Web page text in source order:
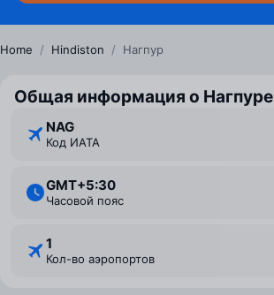
Home / Hindiston / Нагпур
Общая информация о Нагпуре
NAG
Код ИАТА
GMT+5:30
Часовой пояс
1
Кол-во аэропортов